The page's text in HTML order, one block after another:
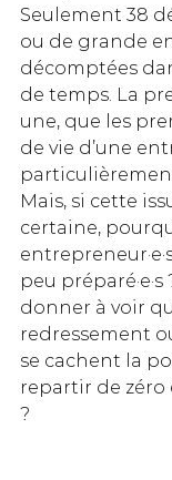
Seulement 38
ou de grande
décomptées
de temps. La
une, que les
de vie d’une
Mais, si cette
certaine,
peu
donner à voir
redressement
se cachent la
repartir de zéro
?